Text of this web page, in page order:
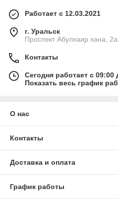
Работает с 12.03.2021
г. Уральск
Проспект Абулхаир хана,
Контакты
Сегодня работает с 09:00
Показать весь график
О нас
Контакты
Доставка и оплата
График работы